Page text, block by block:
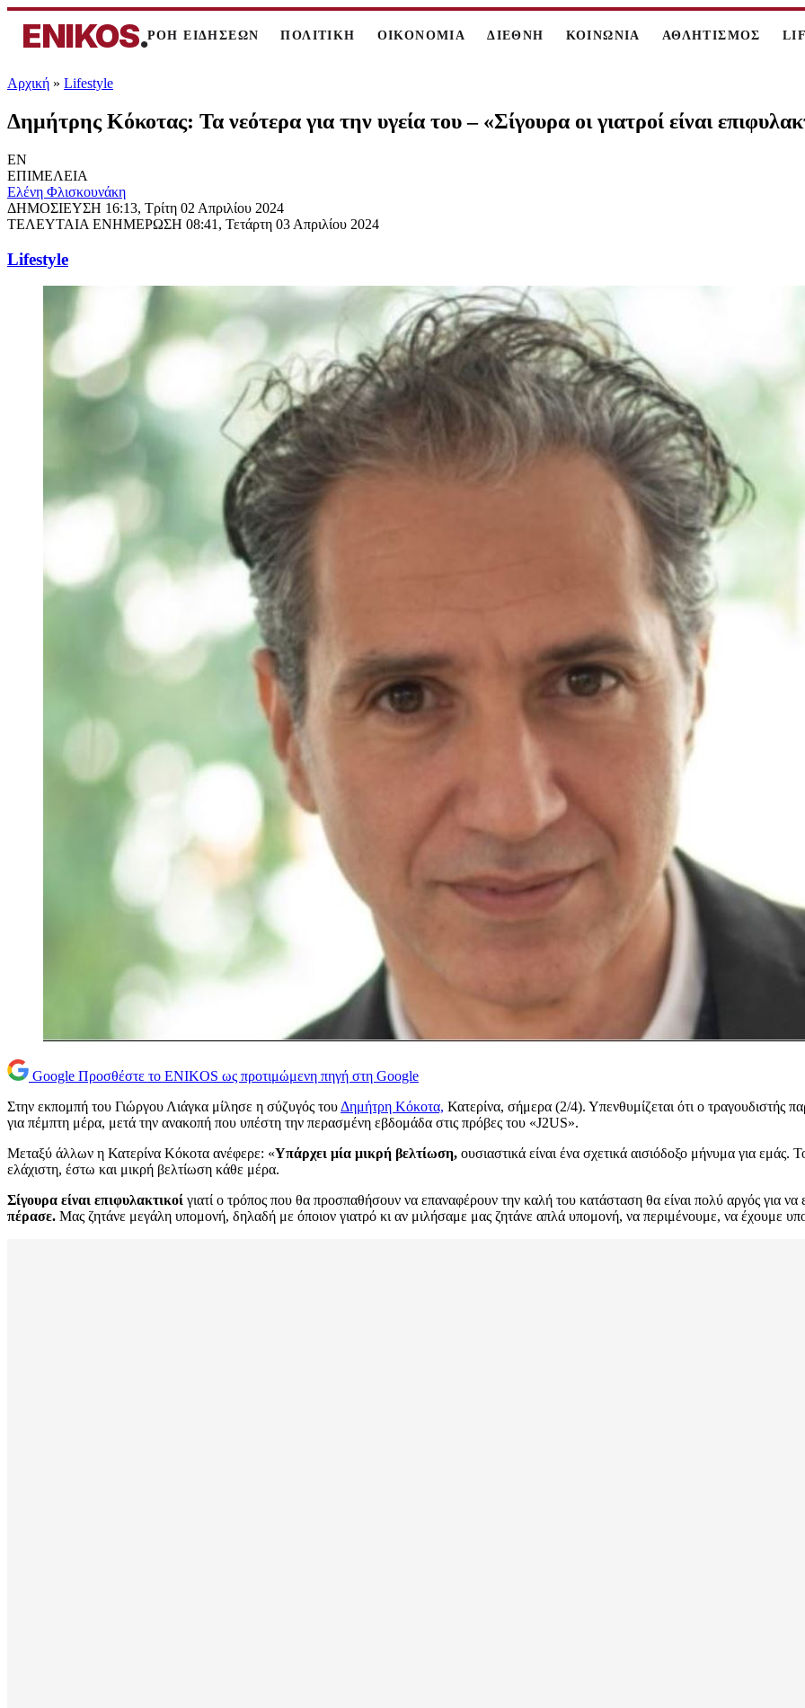
ENIKOS.ΡΟΗ ΕΙΔΗΣΕΩΝ ΠΟΛΙΤΙΚΗ ΟΙΚΟΝΟΜΙΑ ΔΙΕΘΝΗ ΚΟΙΝΩΝΙΑ ΑΘΛΗΤΙΣΜΟΣ
Αρχική » Lifestyle
Δημήτρης Κόκοτας: Τα νεότερα για την υγεία του – «Σίγουρα οι γιατροί είναι
EN
ΕΠΙΜΕΛΕΙΑ
Ελένη Φλισκουνάκη
ΔΗΜΟΣΙΕΥΣΗ 16:13, Τρίτη 02 Απριλίου 2024
ΤΕΛΕΥΤΑΙΑ ΕΝΗΜΕΡΩΣΗ 08:41, Τετάρτη 03 Απριλίου 2024
Lifestyle
Google Προσθέστε το ENIKOS ως προτιμώμενη πηγή στη Google
Στην εκπομπή του Γιώργου Λιάγκα μίλησε η σύζυγός του Δημήτρη Κόκοτα, Κατερίνα, σήμερα (2/4). Υπενθυμίζεται ότι ο
για πέμπτη μέρα, μετά την ανακοπή που υπέστη την περασμένη εβδομάδα στις πρόβες του «J2US».
Μεταξύ άλλων η Κατερίνα Κόκοτα ανέφερε: «Υπάρχει μία μικρή βελτίωση, ουσιαστικά είναι ένα σχετικά αισιόδοξο μήνυμα για εμάς.
ελάχιστη, έστω και μικρή βελτίωση κάθε μέρα.
Σίγουρα είναι επιφυλακτικοί γιατί ο τρόπος που θα προσπαθήσουν να επαναφέρουν την καλή του κατάσταση θα είναι πολύ αργός για να
πέρασε. Μας ζητάνε μεγάλη υπομονή, δηλαδή με όποιον γιατρό κι αν μιλήσαμε μας ζητάνε απλά υπομονή, να περιμένουμε, να έχουμε